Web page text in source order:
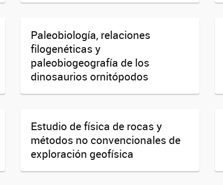
Paleobiología, relaciones
filogenéticas y
paleobiogeografía de los
dinosaurios ornitópodos
Estudio de física de rocas y
métodos no convencionales de
exploración geofísica